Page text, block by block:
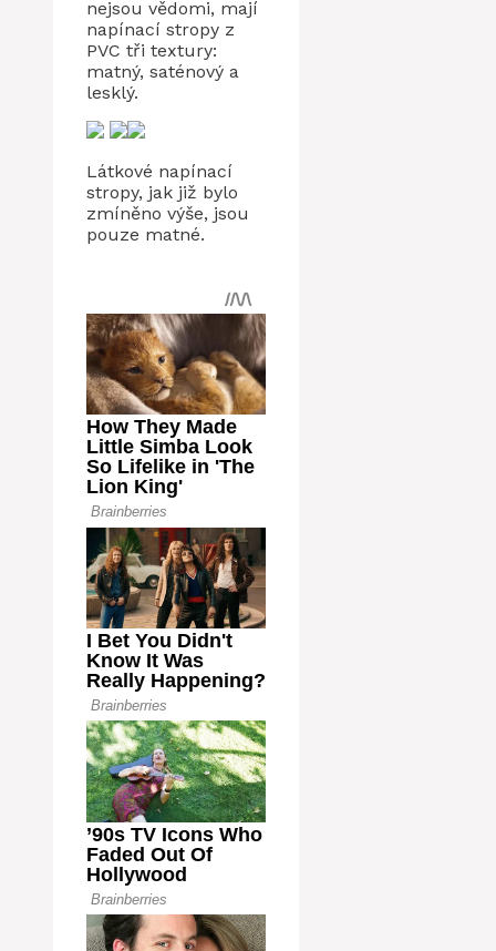
nejsou vědomi, mají
napínací stropy z
PVC tři textury:
matný, saténový a
lesklý.
Látkové napínací
stropy, jak již bylo
zmíněno výše, jsou
pouze matné.